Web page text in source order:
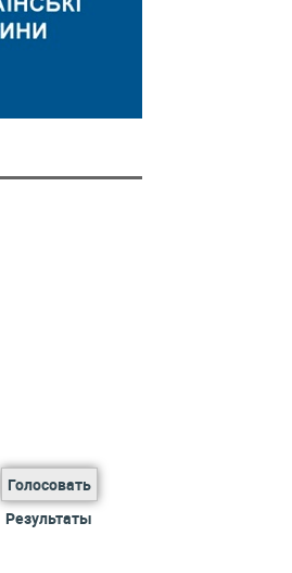
Голосовать
Результаты